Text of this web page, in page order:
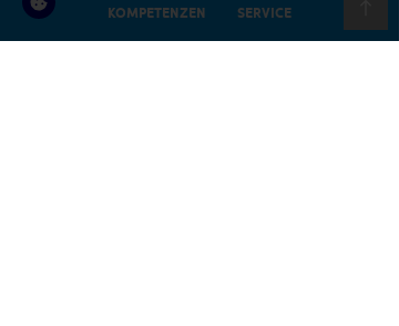
KOMPETENZEN SERVICE